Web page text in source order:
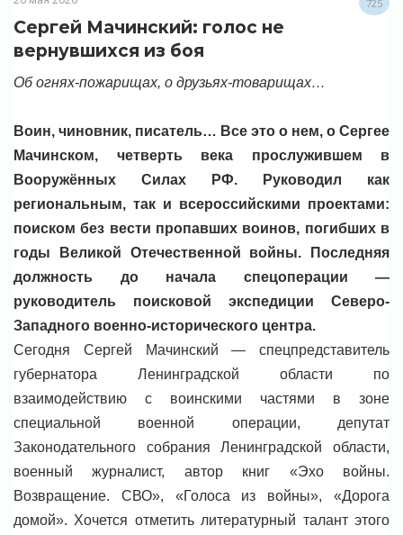
725
Сергей Мачинский: голос не
вернувшихся из боя
Об огнях-пожарищах, о друзьях-товарищах…
Воин, чиновник, писатель… Все это о нем, о Сергее
Мачинском, четверть века прослужившем в
Вооружённых Силах РФ. Руководил как
региональным, так и всероссийскими проектами:
поиском без вести пропавших воинов, погибших в
годы Великой Отечественной войны. Последняя
должность до начала спецоперации —
руководитель поисковой экспедиции Северо-
Западного военно-исторического центра.
Сегодня Сергей Мачинский — спецпредставитель
губернатора Ленинградской области по
взаимодействию с воинскими частями в зоне
специальной военной операции, депутат
Законодательного собрания Ленинградской области,
военный журналист, автор книг «Эхо войны.
Возвращение. СВО», «Голоса из войны», «Дорога
домой». Хочется отметить литературный талант этого